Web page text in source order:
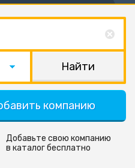
компанию
Добавьте свою компанию
в каталог бесплатно